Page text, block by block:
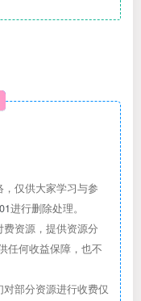
仅供大家学习与参
进行删除处理。
资源，提供资源分
任何收益保障，也不
部分资源进行收费仅